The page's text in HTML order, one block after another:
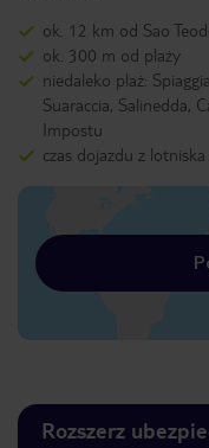
ok. 12 km od Sao
ok. 300 m od plaży
niedaleko plaż:
Suaraccia, Salinedda,
Impostu
czas dojazdu z
Rozszerz